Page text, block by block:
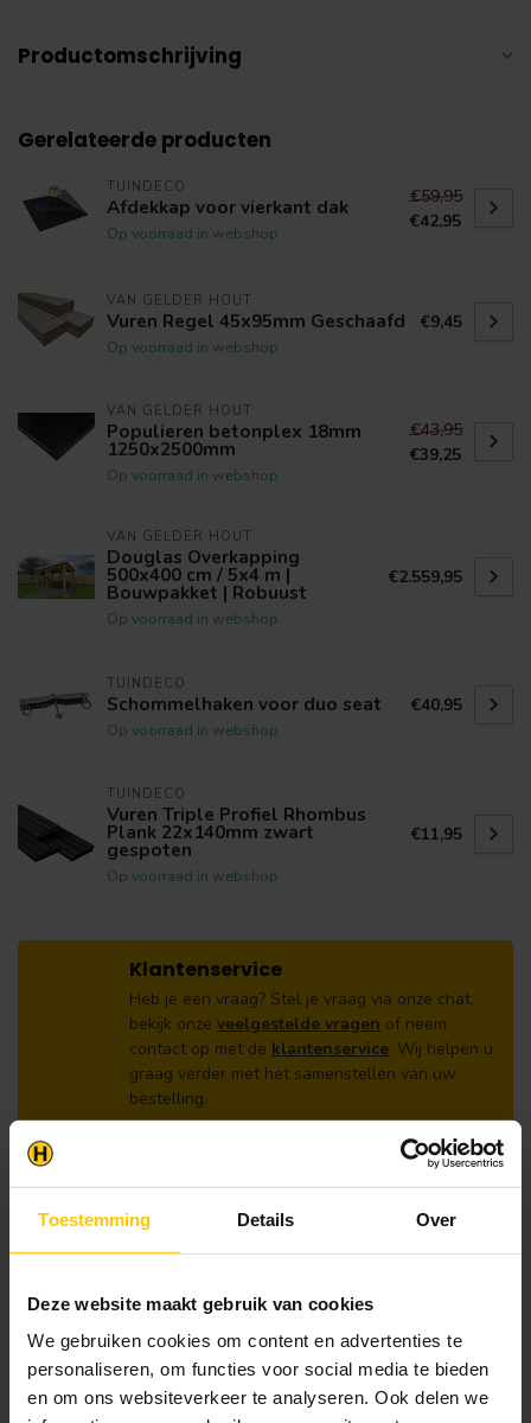
Toestemming Details Over
Deze website maakt gebruik van cookies
We gebruiken cookies om content en advertenties te
personaliseren, om functies voor social media te bieden
en om ons websiteverkeer te analyseren. Ook delen we
Productomschrijving
Gerelateerde producten
TUINDECO
Afdekkap voor vierkant dak
Op voorraad in webshop
€59,95
€42,95
VAN GELDER HOUT
Vuren Regel 45x95mm Geschaafd
Op voorraad in webshop
€9,45
VAN GELDER HOUT
Populieren betonplex 18mm
1250x2500mm
Op voorraad in webshop
€43,95
€39,25
VAN GELDER HOUT
Douglas Overkapping
500x400 cm / 5x4 m |
Bouwpakket | Robuust
Op voorraad in webshop
€2.559,95
TUINDECO
Schommelhaken voor duo seat
Op voorraad in webshop
€40,95
TUINDECO
Vuren Triple Profiel Rhombus
Plank 22x140mm zwart
gespoten
Op voorraad in webshop
€11,95
Klantenservice
Heb je een vraag? Stel je vraag via onze chat,
bekijk onze veelgestelde vragen of neem
contact op met de klantenservice. Wij helpen u
graag verder met het samenstellen van uw
bestelling.
Afhalen en zeker weten dan uw
1.Voeg alle gewenste producten toe in de
2.Ga naar de “Mijn Winkelwagen” pagina.
3. Rond de bestelling af waarbij je kiest voor
opmerkingen veld de gewenste afhaaldatum.
Let op!